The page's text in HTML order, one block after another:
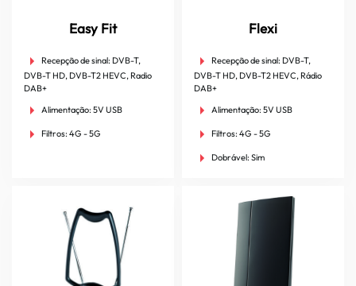
Easy Fit
Recepção de sinal: DVB-T,
DVB-T HD, DVB-T2 HEVC, Radio
DAB+
Alimentação: 5V USB
Filtros: 4G - 5G
Flexi
Recepção de sinal: DVB-T,
DVB-T HD, DVB-T2 HEVC, Rádio
DAB+
Alimentação: 5V USB
Filtros: 4G - 5G
Dobrável: Sim